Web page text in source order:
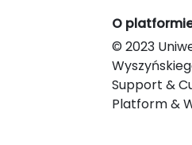
O
© 2023
Support &
Platform &